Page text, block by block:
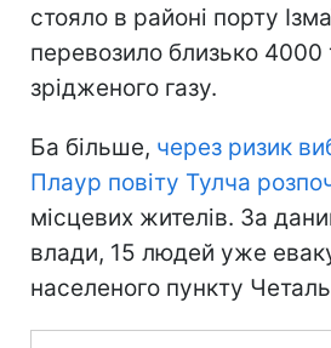
стояло в районі порту
перевозило близько 4000
зрідженого газу.
Ба більше, через ризик
Плаур повіту Тулча
місцевих жителів. За
влади, 15 людей уже
населеного пункту